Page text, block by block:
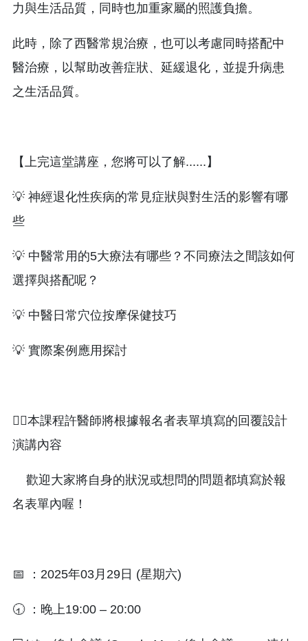
力與生活品質，同時也加重家屬的照護負擔。
此時，除了西醫常規治療，也可以考慮同時搭配中
醫治療，以幫助改善症狀、延緩退化，並提升病患
之生活品質。
【上完這堂講座，您將可以了解......】
💡 神經退化性疾病的常見症狀與對生活的影響有哪
些
💡 中醫常用的5大療法有哪些？不同療法之間該如何
選擇與搭配呢？
💡 中醫日常穴位按摩保健技巧
💡 實際案例應用探討
👨‍⚕️本課程許醫師將根據報名者表單填寫的回覆設計
演講內容
歡迎大家將自身的狀況或想問的問題都填寫於報
名表單內喔！
📅 ：2025年03月29日 (星期六)
🕣 ：晚上19:00 – 20:00